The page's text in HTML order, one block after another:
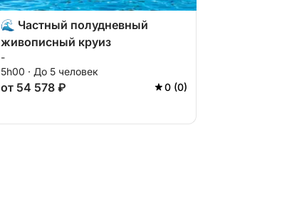
🌊 Частный полудневный
живописный круиз
-
5h00 · До 5 человек
от 54 578 ₽ 0 (0)